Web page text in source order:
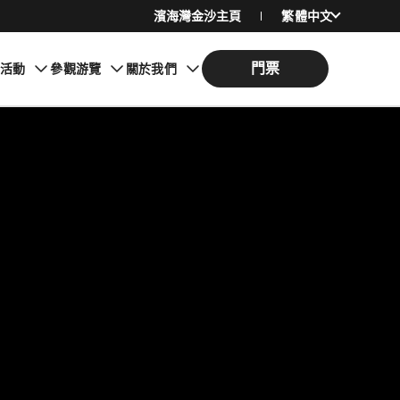
濱海灣金沙主頁 繁體中文
English
简体中文
日本語
動 參觀游覽 關於我們 門票